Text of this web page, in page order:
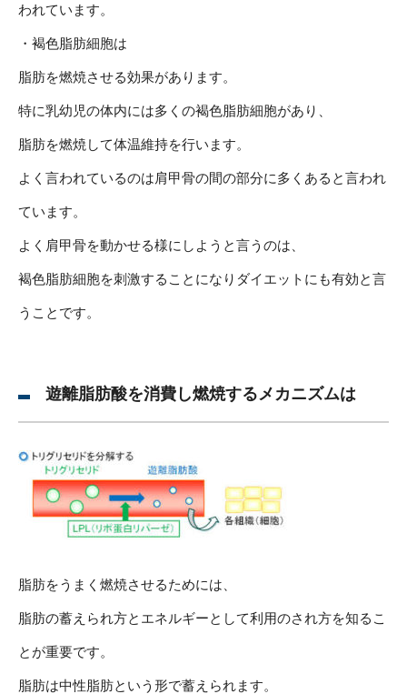
われています。
・褐色脂肪細胞は
脂肪を燃焼させる効果があります。
特に乳幼児の体内には多くの褐色脂肪細胞があり、
脂肪を燃焼して体温維持を行います。
よく言われているのは肩甲骨の間の部分に多くあると言われ
ています。
よく肩甲骨を動かせる様にしようと言うのは、
褐色脂肪細胞を刺激することになりダイエットにも有効と言
うことです。
遊離脂肪酸を消費し燃焼するメカニズムは
脂肪をうまく燃焼させるためには、
脂肪の蓄えられ方とエネルギーとして利用のされ方を知るこ
とが重要です。
脂肪は中性脂肪という形で蓄えられます。